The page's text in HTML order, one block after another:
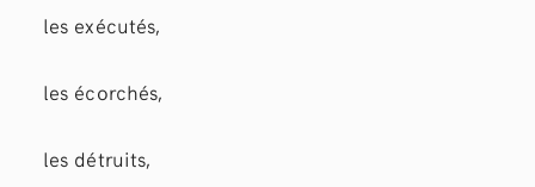
les exécutés,
les écorchés,
les détruits,